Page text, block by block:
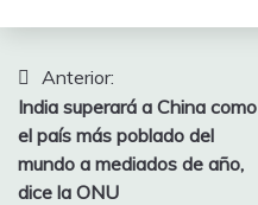
Navegación
de
entradas
Anterior:
India superará a China como
el país más poblado del
mundo a mediados de año,
dice la ONU